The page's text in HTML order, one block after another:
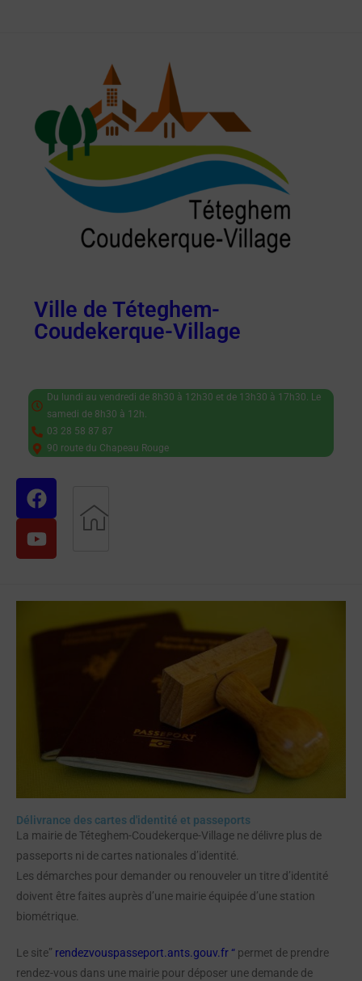
Ville de Téteghem-
Coudekerque-Village
Du lundi au vendredi de 8h30 à 12h30 et de 13h30 à 17h30. Le
samedi de 8h30 à 12h.
03 28 58 87 87
90 route du Chapeau Rouge
Délivrance des cartes d'identité et passeports
La mairie de Téteghem-Coudekerque-Village ne délivre plus de
passeports ni de cartes nationales d’identité.
Les démarches pour demander ou renouveler un titre d’identité
doivent être faites auprès d’une mairie équipée d’une station
biométrique.
Le site” rendezvouspasseport.ants.gouv.fr “ permet de prendre
rendez-vous dans une mairie pour déposer une demande de